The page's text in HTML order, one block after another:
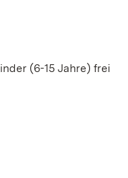
(6-15 Jahre) frei